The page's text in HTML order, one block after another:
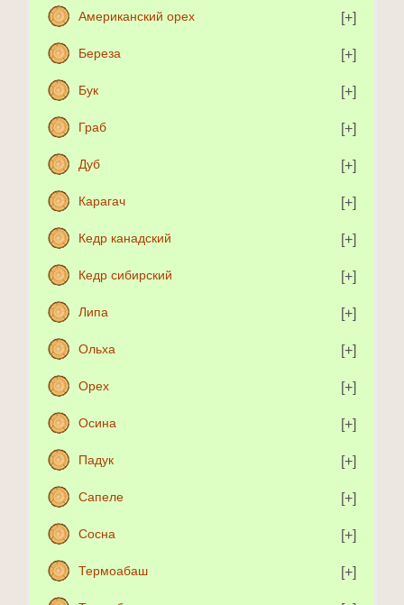
Американский орех
Береза
Бук
Граб
Дуб
Карагач
Кедр канадский
Кедр сибирский
Липа
Ольха
Орех
Осина
Падук
Сапеле
Сосна
Термоабаш